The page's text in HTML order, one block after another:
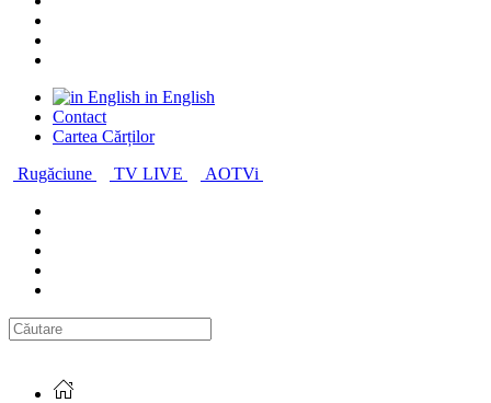
in English
Contact
Cartea Cărților
Rugăciune
TV LIVE AOTVi